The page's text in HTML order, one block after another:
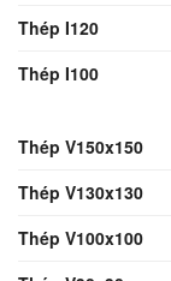
Thép I120
Thép I100
Thép V150x150
Thép V130x130
Thép V100x100